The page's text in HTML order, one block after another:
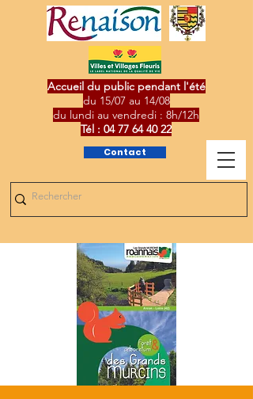
Contact
Accueil du public pendant l'été
du 15/07 au 14/08
du lundi au vendredi : 8h/12h
Tél : 04 77 64 40 22